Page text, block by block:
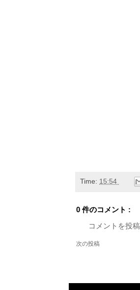
Time: 15:54
0 件のコメント :
コメントを投稿
次の投稿